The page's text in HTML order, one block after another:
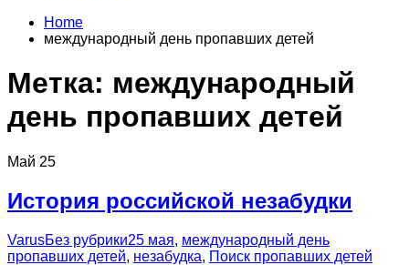
Home
международный день пропавших детей
Метка: международный
день пропавших детей
Май 25
История российской незабудки
VarusБез рубрики25 мая, международный день
пропавших детей, незабудка, Поиск пропавших детей